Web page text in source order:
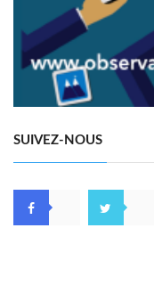
SUIVEZ-NOUS